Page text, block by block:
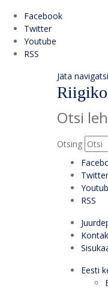
Facebook
Twitter
Youtube
RSS
Jäta
Otsi
Otsing
Twitter
RSS
Eesti